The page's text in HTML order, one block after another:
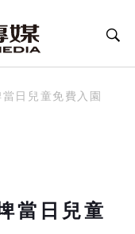
日兒童免費入園
當日兒童